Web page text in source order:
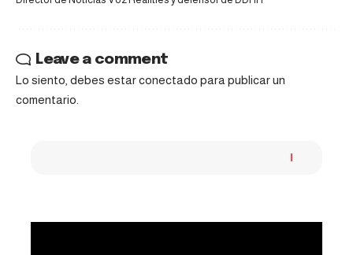
Leave a comment
Lo siento, debes estarconectado para publicar un
comentario.